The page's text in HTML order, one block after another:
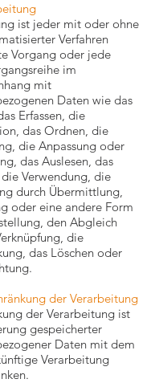
ist jeder mit oder ohne
Verfahren
Vorgang oder jede
im
mit
Daten wie das
Erfassen, die
das Ordnen, die
die Anpassung oder
das Auslesen, das
Verwendung, die
durch Übermittlung,
oder eine andere Form
den Abgleich
die
das Löschen oder
der Verarbeitung
der Verarbeitung ist
gespeicherter
Daten mit dem
Verarbeitung